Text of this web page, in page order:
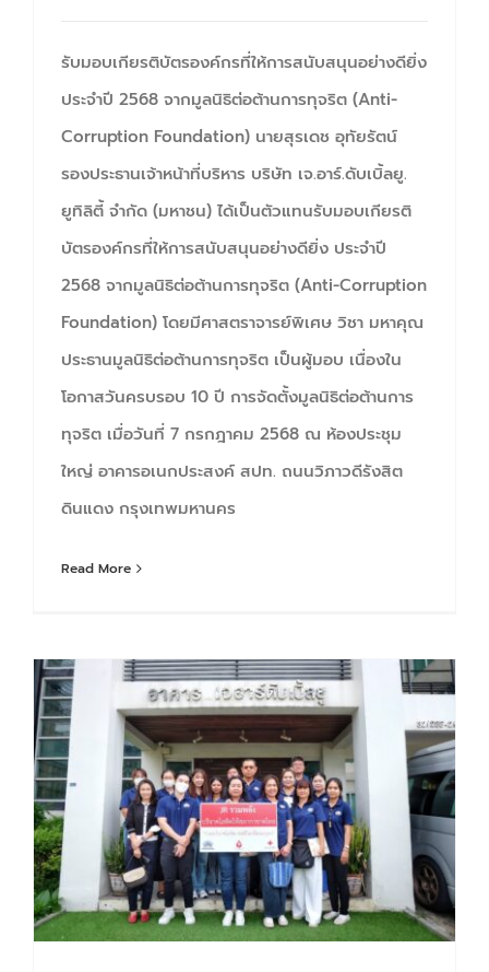
รับมอบเกียรติบัตรองค์กรที่ให้การสนับสนุนอย่างดียิ่ง
ประจำปี 2568 จากมูลนิธิต่อต้านการทุจริต (Anti-
Corruption Foundation) นายสุรเดช อุทัยรัตน์
รองประธานเจ้าหน้าที่บริหาร บริษัท เจ.อาร์.ดับเบิ้ลยู.
ยูทิลิตี้ จำกัด (มหาชน) ได้เป็นตัวแทนรับมอบเกียรติ
บัตรองค์กรที่ให้การสนับสนุนอย่างดียิ่ง ประจำปี
2568 จากมูลนิธิต่อต้านการทุจริต (Anti-Corruption
Foundation) โดยมีศาสตราจารย์พิเศษ วิชา มหาคุณ
ประธานมูลนิธิต่อต้านการทุจริต เป็นผู้มอบ เนื่องใน
โอกาสวันครบรอบ 10 ปี การจัดตั้งมูลนิธิต่อต้านการ
ทุจริต เมื่อวันที่ 7 กรกฎาคม 2568 ณ ห้องประชุม
ใหญ่ อาคารอเนกประสงค์ สปท. ถนนวิภาวดีรังสิต
ดินแดง กรุงเทพมหานคร
Read More